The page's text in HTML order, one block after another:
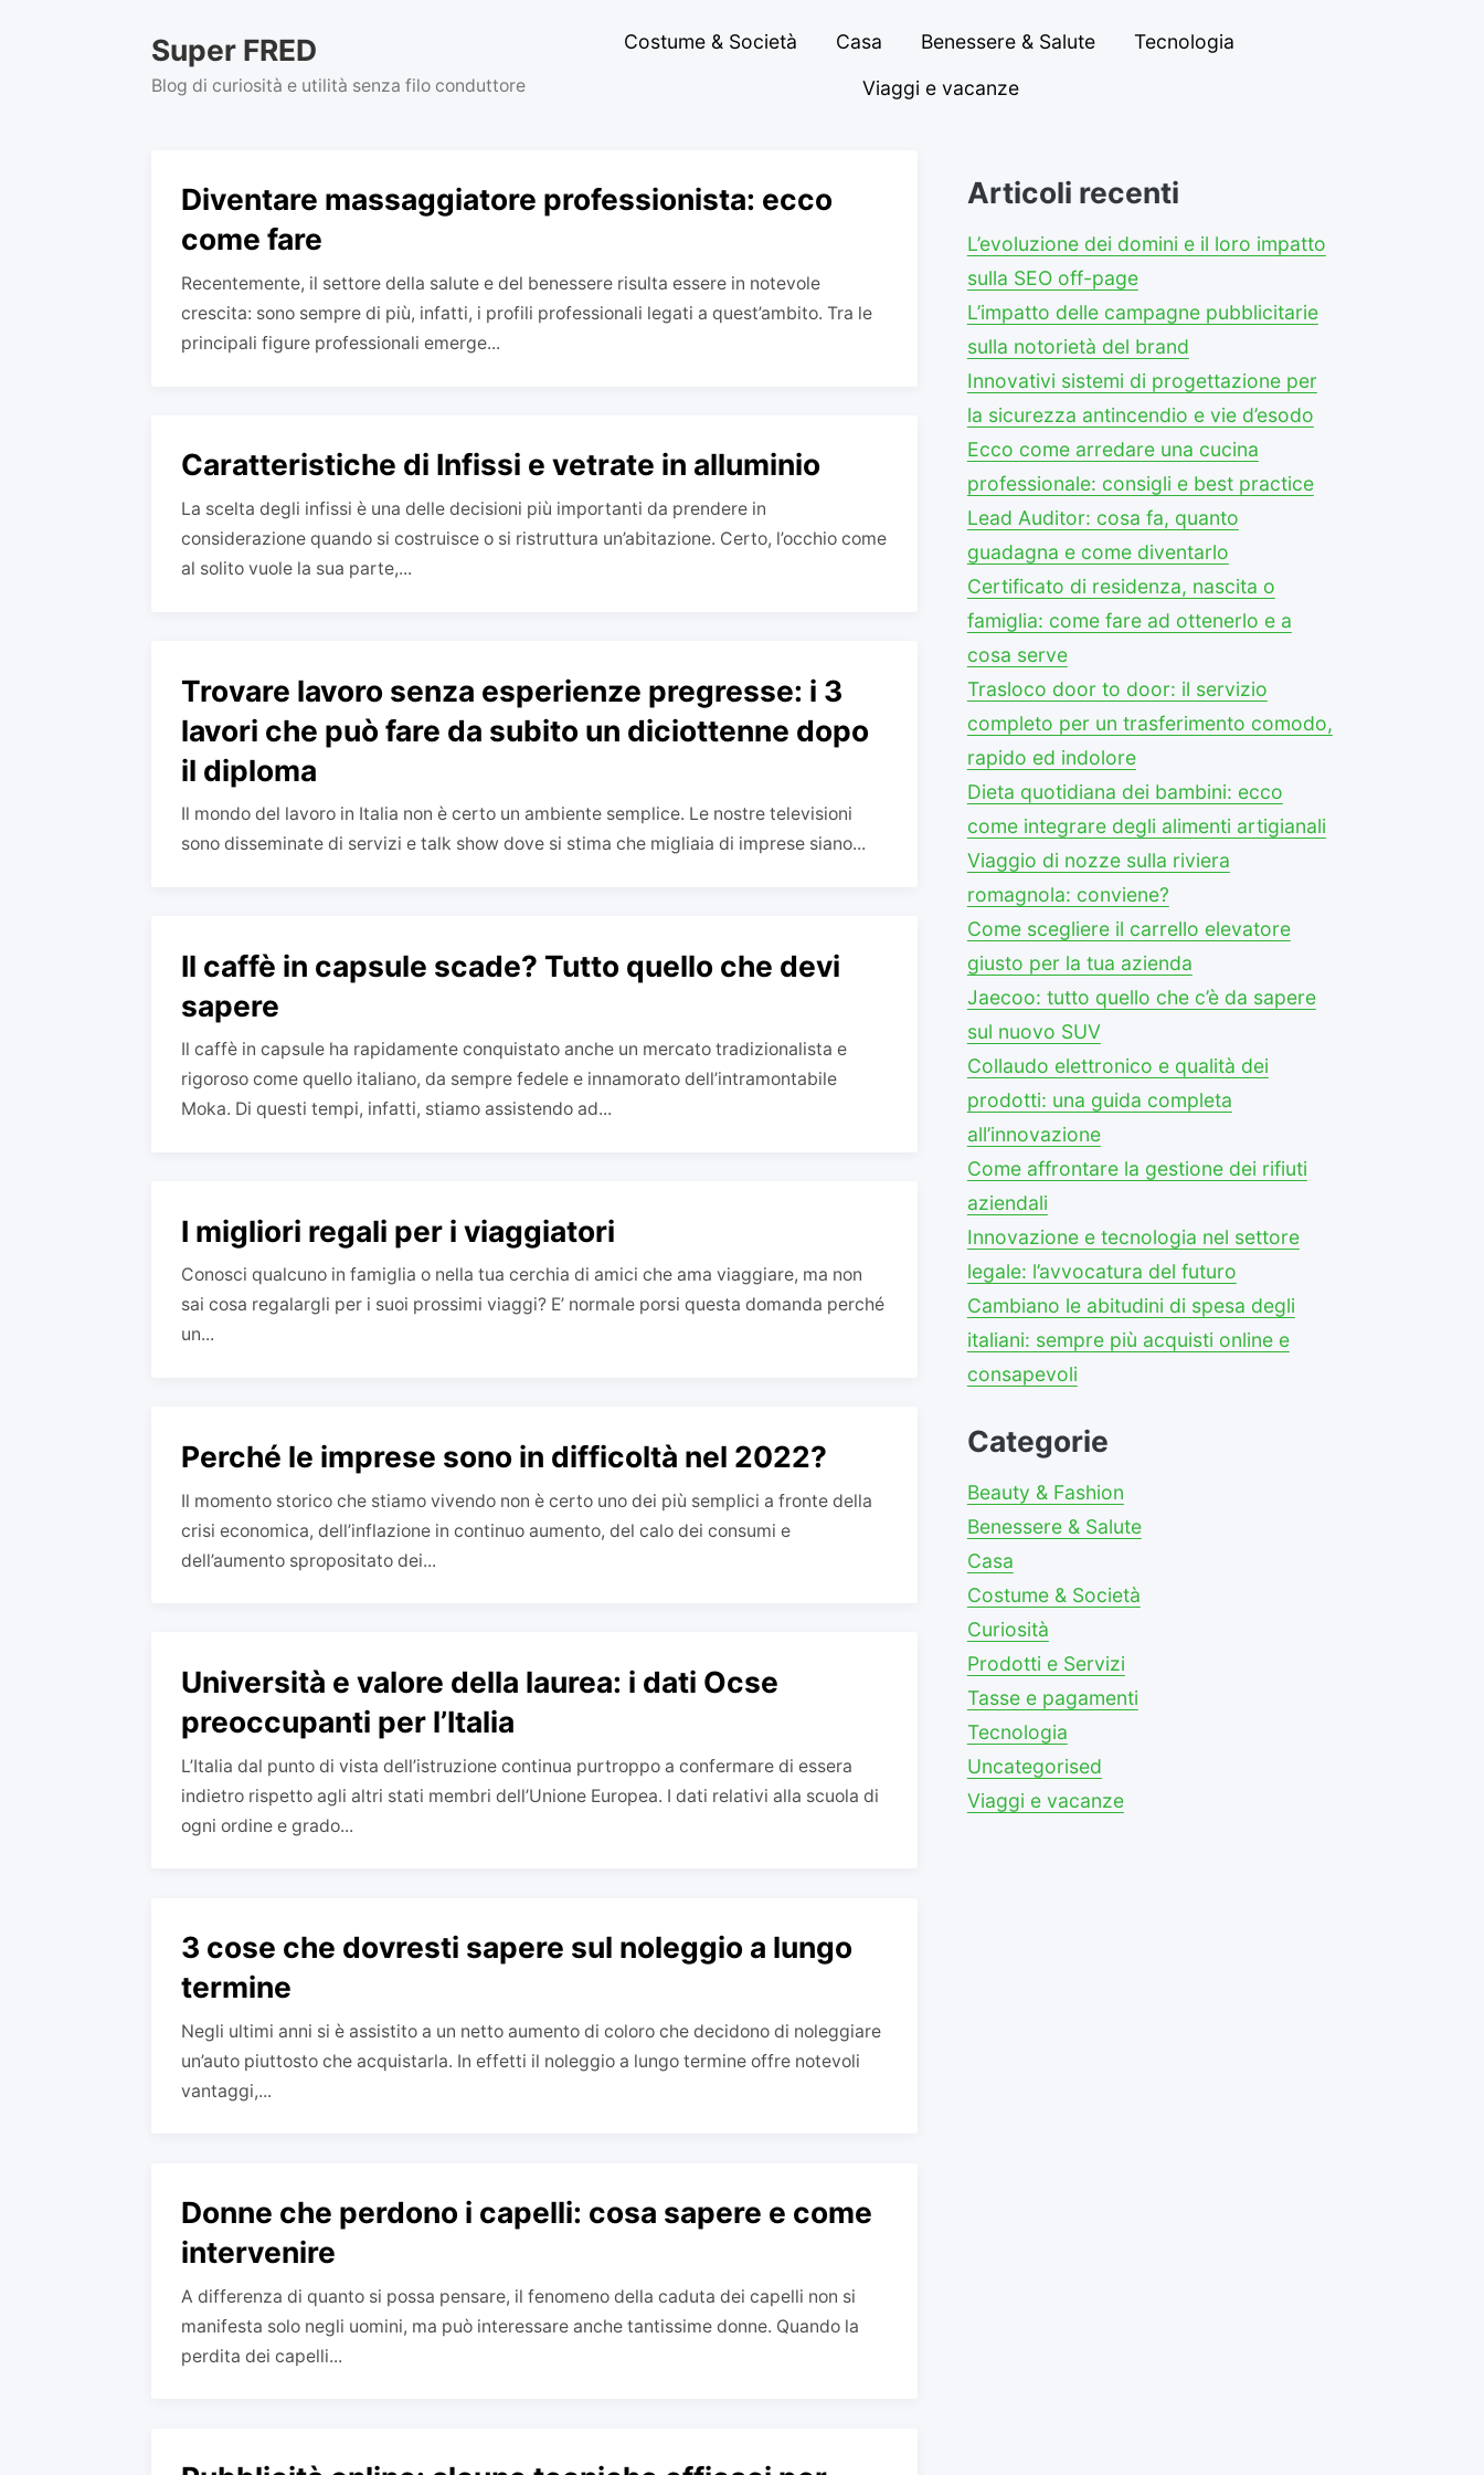
content
Super FRED
Blog di curiosità e utilità senza filo conduttore
Costume & Società Casa Benessere & Salute
Tecnologia
Viaggi e vacanze
Diventare massaggiatore professionista: ecco
come fare
Recentemente, il settore della salute e del benessere risulta essere in notevole
crescita: sono sempre di più, infatti, i profili professionali legati a quest’ambito. Tra le
principali figure professionali emerge...
Caratteristiche di Infissi e vetrate in alluminio
La scelta degli infissi è una delle decisioni più importanti da prendere in
considerazione quando si costruisce o si ristruttura un’abitazione. Certo, l’occhio come
al solito vuole la sua parte,...
Trovare lavoro senza esperienze pregresse: i 3
lavori che può fare da subito un diciottenne dopo
il diploma
Il mondo del lavoro in Italia non è certo un ambiente semplice. Le nostre televisioni
sono disseminate di servizi e talk show dove si stima che migliaia di imprese siano...
Il caffè in capsule scade? Tutto quello che devi
sapere
Il caffè in capsule ha rapidamente conquistato anche un mercato tradizionalista e
rigoroso come quello italiano, da sempre fedele e innamorato dell’intramontabile
Moka. Di questi tempi, infatti, stiamo assistendo ad...
I migliori regali per i viaggiatori
Conosci qualcuno in famiglia o nella tua cerchia di amici che ama viaggiare, ma non
sai cosa regalargli per i suoi prossimi viaggi? E’ normale porsi questa domanda perché
un...
Perché le imprese sono in difficoltà nel 2022?
Il momento storico che stiamo vivendo non è certo uno dei più semplici a fronte della
crisi economica, dell’inflazione in continuo aumento, del calo dei consumi e
dell’aumento spropositato dei...
Università e valore della laurea: i dati Ocse
preoccupanti per l’Italia
L’Italia dal punto di vista dell’istruzione continua purtroppo a confermare di essera
indietro rispetto agli altri stati membri dell’Unione Europea. I dati relativi alla scuola di
ogni ordine e grado...
3 cose che dovresti sapere sul noleggio a lungo
termine
Negli ultimi anni si è assistito a un netto aumento di coloro che decidono di noleggiare
un’auto piuttosto che acquistarla. In effetti il noleggio a lungo termine offre notevoli
vantaggi,...
Donne che perdono i capelli: cosa sapere e come
intervenire
A differenza di quanto si possa pensare, il fenomeno della caduta dei capelli non si
manifesta solo negli uomini, ma può interessare anche tantissime donne. Quando la
perdita dei capelli...
Articoli recenti
L’evoluzione dei domini e il loro impatto
sulla SEO off-page
L’impatto delle campagne pubblicitarie
sulla notorietà del brand
Innovativi sistemi di progettazione per
la sicurezza antincendio e vie d’esodo
Ecco come arredare una cucina
professionale: consigli e best practice
Lead Auditor: cosa fa, quanto
guadagna e come diventarlo
Certificato di residenza, nascita o
famiglia: come fare ad ottenerlo e a
cosa serve
Trasloco door to door: il servizio
completo per un trasferimento comodo,
rapido ed indolore
Dieta quotidiana dei bambini: ecco
come integrare degli alimenti artigianali
Viaggio di nozze sulla riviera
romagnola: conviene?
Come scegliere il carrello elevatore
giusto per la tua azienda
Jaecoo: tutto quello che c’è da sapere
sul nuovo SUV
Collaudo elettronico e qualità dei
prodotti: una guida completa
all’innovazione
Come affrontare la gestione dei rifiuti
aziendali
Innovazione e tecnologia nel settore
legale: l’avvocatura del futuro
Cambiano le abitudini di spesa degli
italiani: sempre più acquisti online e
consapevoli
Categorie
Beauty & Fashion
Benessere & Salute
Casa
Costume & Società
Curiosità
Prodotti e Servizi
Tasse e pagamenti
Tecnologia
Uncategorised
Viaggi e vacanze